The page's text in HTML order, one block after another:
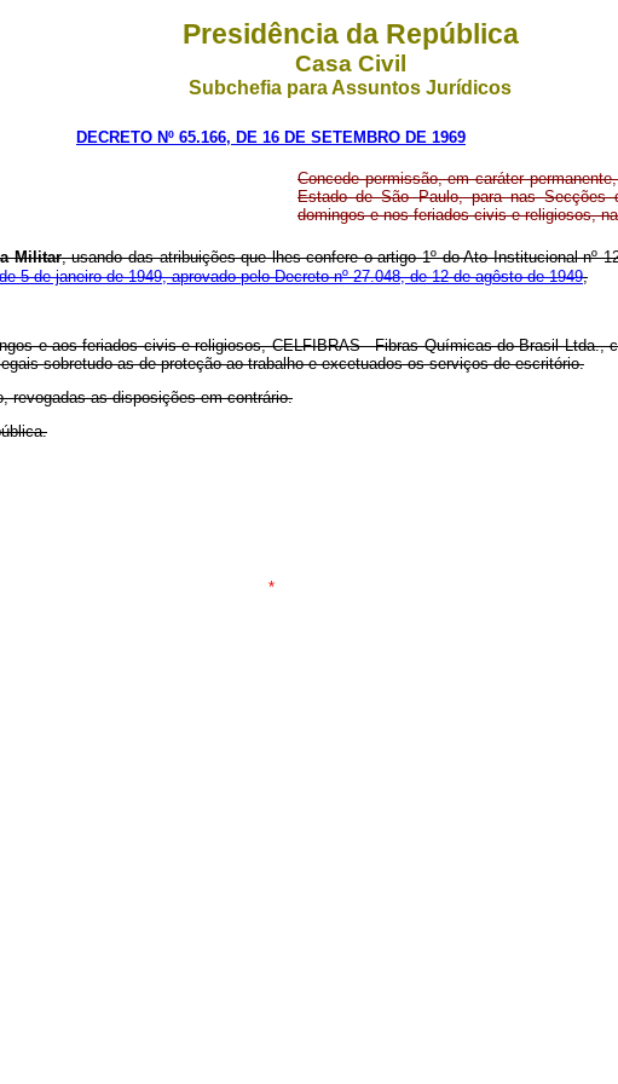
Presidência da República
Casa Civil
Subchefia para Assuntos Jurídicos
DECRETO Nº 65.166, DE 16 DE SETEMBRO DE 1969
Concede permissão, em caráter
Estado de São Paulo, para nas Secções
domingos e nos feriados civis e religiosos,
Militar, usando das atribuições que lhes confere o artigo 1º do Ato Institucional nº
5 de janeiro de 1949, aprovado pelo Decreto nº 27.048, de 12 de agôsto de 1949,
e aos feriados civis e religiosos, CELFIBRAS - Fibras Químicas do Brasil
sobretudo as de proteção ao trabalho e excetuados os serviços de escritório.
revogadas as disposições em contrário.
*